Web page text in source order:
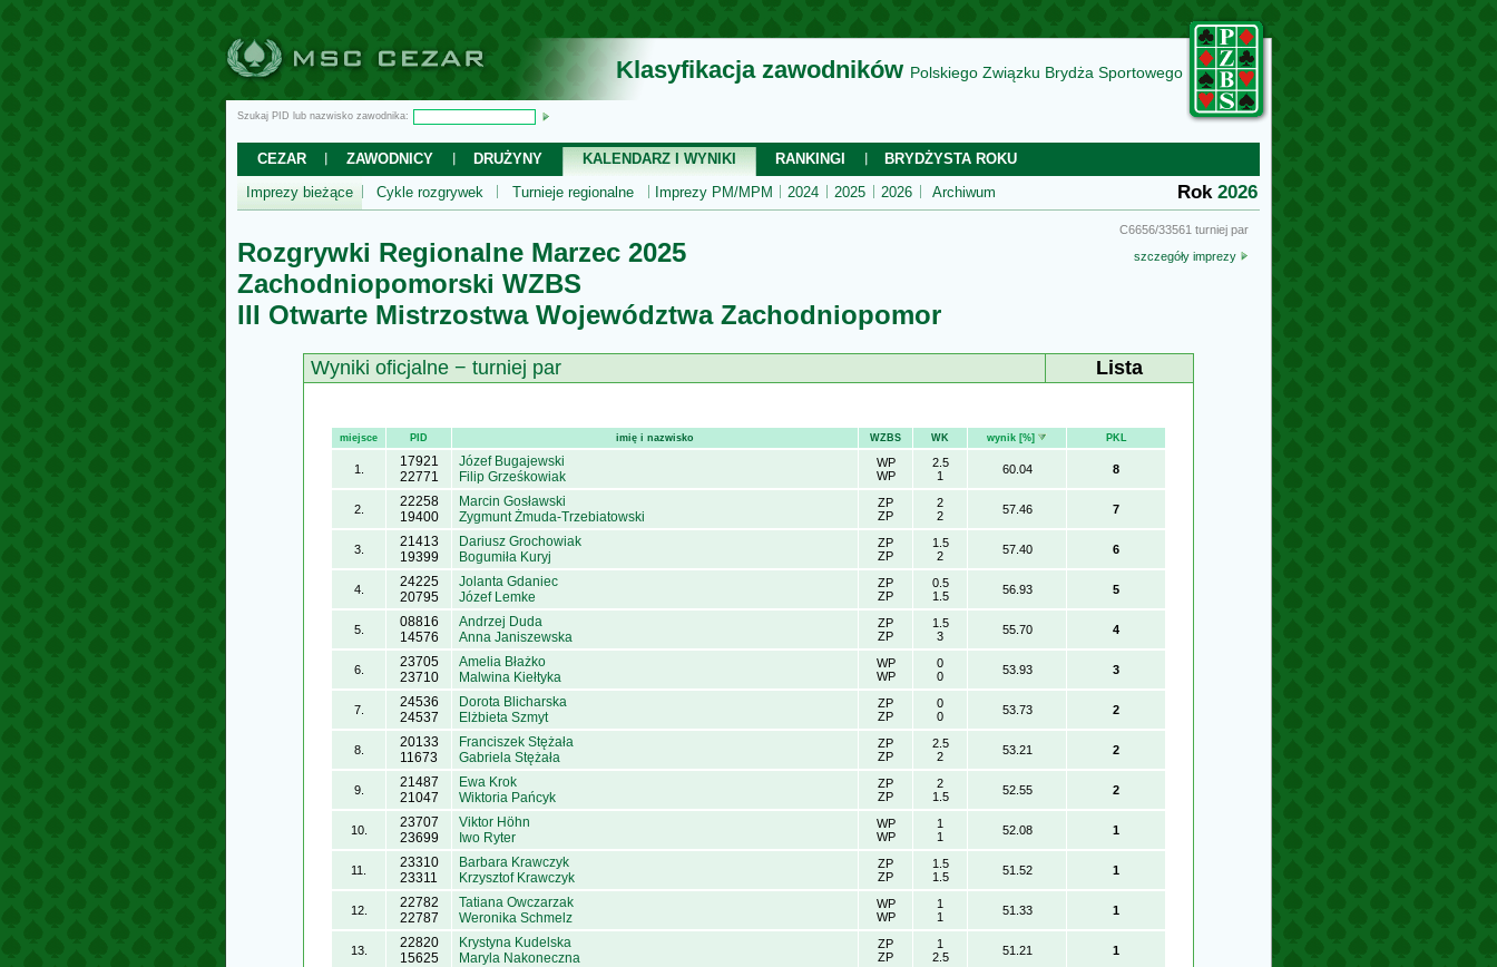
Klasyfikacja zawodników Polskiego Związku Brydża Sportowego
Szukaj PID lub nazwisko zawodnika:
CEZAR ZAWODNICY DRUŻYNY KALENDARZ I WYNIKI RANKINGI
BRYDŻYSTA ROKU
Imprezy bieżące
Cykle rozgrywek Turnieje regionalne Imprezy PM/MPM 2024 2025 2026 Archiwum Rok 2026
C6656/33561 turniej par
szczegóły imprezy
Rozgrywki Regionalne Marzec 2025
Zachodniopomorski WZBS
III Otwarte Mistrzostwa Województwa Zachodniopomor
Wyniki oficjalne − turniej par Lista
miejsce PID imię i nazwisko WZBS WK wynik [%] PKL
1.
17921
22771
Józef Bugajewski
Filip Grześkowiak
WP
WP
2.5
1
60.04 8
2.
22258
19400
Marcin Gosławski
Zygmunt Żmuda-Trzebiatowski
ZP
ZP
2
2
57.46 7
3.
21413
19399
Dariusz Grochowiak
Bogumiła Kuryj
ZP
ZP
1.5
2
57.40 6
4.
24225
20795
Jolanta Gdaniec
Józef Lemke
ZP
ZP
0.5
1.5
56.93 5
5.
08816
14576
Andrzej Duda
Anna Janiszewska
ZP
ZP
1.5
3
55.70 4
6.
23705
23710
Amelia Błażko
Malwina Kiełtyka
WP
WP
0
0
53.93 3
7.
24536
24537
Dorota Blicharska
Elżbieta Szmyt
ZP
ZP
0
0
53.73 2
8.
20133
11673
Franciszek Stężała
Gabriela Stężała
ZP
ZP
2.5
2
53.21 2
9.
21487
21047
Ewa Krok
Wiktoria Pańcyk
ZP
ZP
2
1.5
52.55 2
10.
23707
23699
Viktor Höhn
Iwo Ryter
WP
WP
1
1
52.08 1
11.
23310
23311
Barbara Krawczyk
Krzysztof Krawczyk
ZP
ZP
1.5
1.5
51.52 1
12.
22782
22787
Tatiana Owczarzak
Weronika Schmelz
WP
WP
1
1
51.33 1
13.
22820
15625
Krystyna Kudelska
Maryla Nakoneczna
ZP
ZP
1
2.5
51.21 1